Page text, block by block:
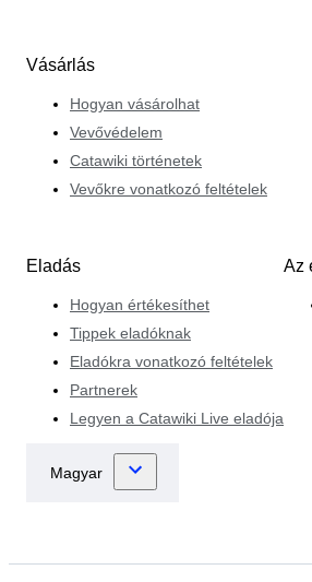
Vásárlás
Hogyan vásárolhat
Vevővédelem
Catawiki történetek
Vevőkre vonatkozó feltételek
Eladás
Hogyan értékesíthet
Tippek eladóknak
Eladókra vonatkozó feltételek
Partnerek
Legyen a Catawiki Live eladója
Az